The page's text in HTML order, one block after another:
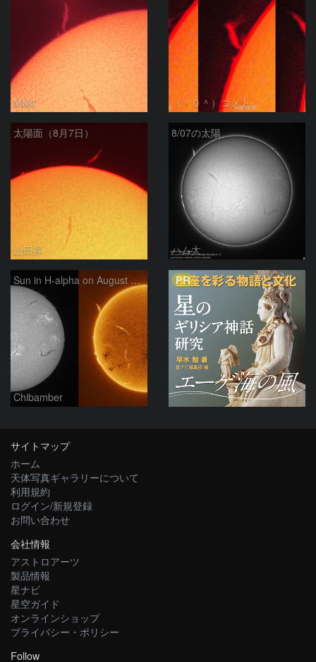
Maki （＾０＾）コメト
太陽面（8月7日）
山田昇
8/07の太陽
ハム太
Sun in H-alpha on August 7, 2026
Chibamber
PR
サイトマップ
ホーム
天体写真ギャラリーについて
利用規約
ログイン/新規登録
お問い合わせ
会社情報
アストロアーツ
製品情報
星ナビ
星空ガイド
オンラインショップ
プライバシー・ポリシー
Follow